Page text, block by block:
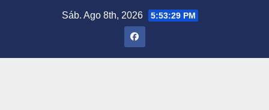
Sáb. Ago 8th, 2026 5:53:30 PM